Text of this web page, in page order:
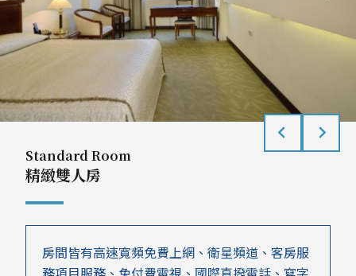
Standard Room
精緻雙人房
房間皆有高速寬頻免費上網、衛星頻道、客房服